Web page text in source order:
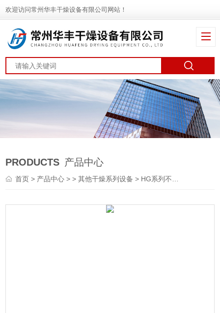
欢迎访问常州华丰干燥设备有限公司网站！
PRODUCTS 产品中心
首页> 产品中心 > >其他干燥系列设备 > HG系列不锈钢刮板式干燥机